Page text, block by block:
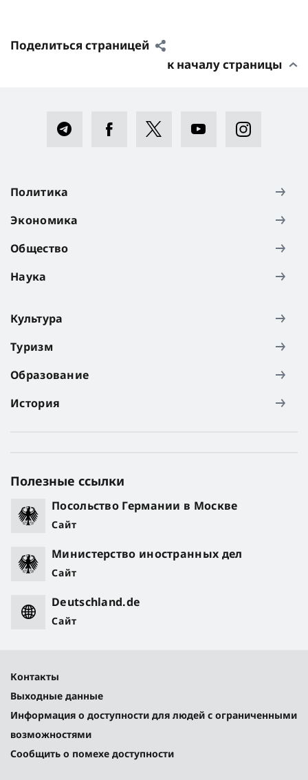
Поделиться страницей
к началу страницы
Политика
Экономика
Общество
Наука
Культура
Туризм
Образование
История
Полезные ссылки
Посольство Германии в Москве
Сайт
Министерство иностранных дел
Сайт
Deutschland.de
Сайт
Контакты
Выходные данные
Информация о доступности для людей с ограниченными
возможностями
Сообщить о помехе доступности